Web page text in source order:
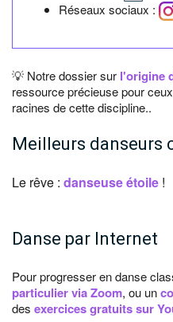
Réseaux sociaux :
💡 Notre dossier sur l'origine
ressource précieuse pour
racines de cette discipline..
Meilleurs danseurs
Le rêve : danseuse étoile !
Danse par Internet
Pour progresser en danse
particulier via Zoom, ou un
des exercices gratuits sur